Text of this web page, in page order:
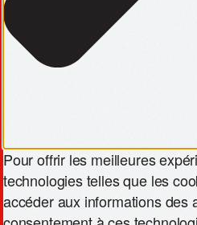
Pour offrir les meilleures
technologies telles que les
accéder aux informations des